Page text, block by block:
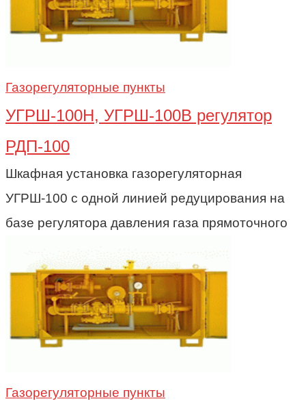
Газорегуляторные пункты
УГРШ-100Н, УГРШ-100В регулятор
РДП-100
Шкафная установка газорегуляторная
УГРШ-100 с одной линией редуцирования на
базе регулятора давления газа прямоточного
Газорегуляторные пункты